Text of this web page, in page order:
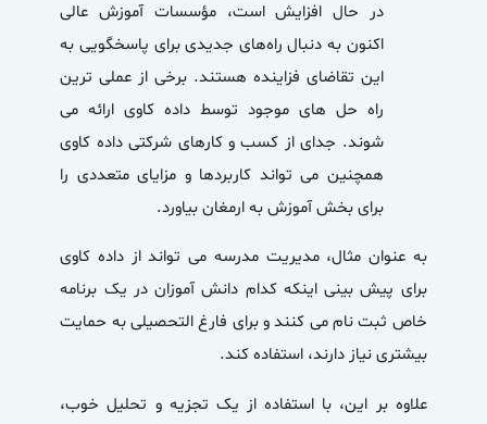
در حال افزایش است، مؤسسات آموزش عالی
اکنون به دنبال راه‌های جدیدی برای پاسخگویی به
این تقاضای فزاینده هستند. برخی از عملی ترین
راه حل های موجود توسط داده کاوی ارائه می
شوند. جدای از کسب و کارهای شرکتی داده کاوی
همچنین می تواند کاربردها و مزایای متعددی را
برای بخش آموزش به ارمغان بیاورد.
به عنوان مثال، مدیریت مدرسه می تواند از داده کاوی
برای پیش بینی اینکه کدام دانش آموزان در یک برنامه
خاص ثبت نام می کنند و برای فارغ التحصیلی به حمایت
بیشتری نیاز دارند، استفاده کند.
علاوه بر این، با استفاده از یک تجزیه و تحلیل خوب،